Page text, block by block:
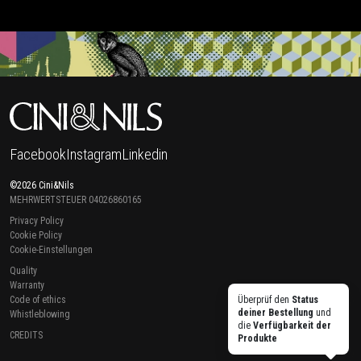
Überprüf den Status
deiner Bestellung und
die Verfügbarkeit der
Produkte
FacebookInstagramLinkedin
©2026 Cini&Nils
MEHRWERTSTEUER 04026860165
Privacy Policy
Cookie Policy
Cookie-Einstellungen
Quality
Warranty
Code of ethics
Whistleblowing
CREDITS